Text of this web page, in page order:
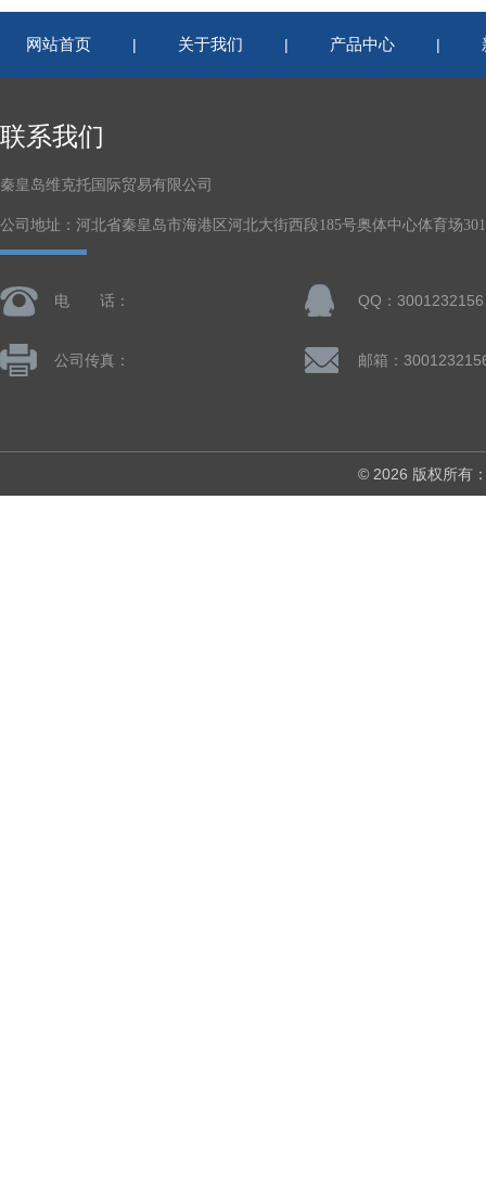
网站首页 | 关于我们 | 产品中心 |
联系我们
秦皇岛维克托国际贸易有限公司
公司地址：河北省秦皇岛市海港区河北大街西段185号奥体中心体育场
电 话： QQ：3001232156
公司传真： 邮箱：
© 2026 版权所有